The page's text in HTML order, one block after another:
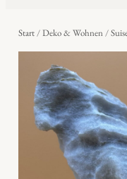
Start/Deko & Wohnen/